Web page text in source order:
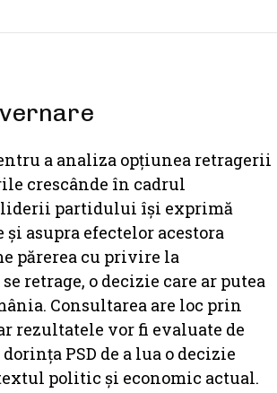
a analiza opțiunea retragerii
crescânde în cadrul
liderii partidului își exprimă
asupra efectelor acestora
părerea cu privire la
retrage, o decizie care ar putea
Consultarea are loc prin
vor fi evaluate de
PSD de a lua o decizie
politic și economic actual.